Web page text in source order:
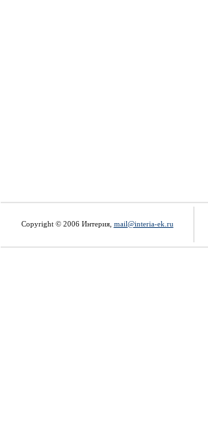
Copyright © 2006 Интерия, mail@interia-ek.ru